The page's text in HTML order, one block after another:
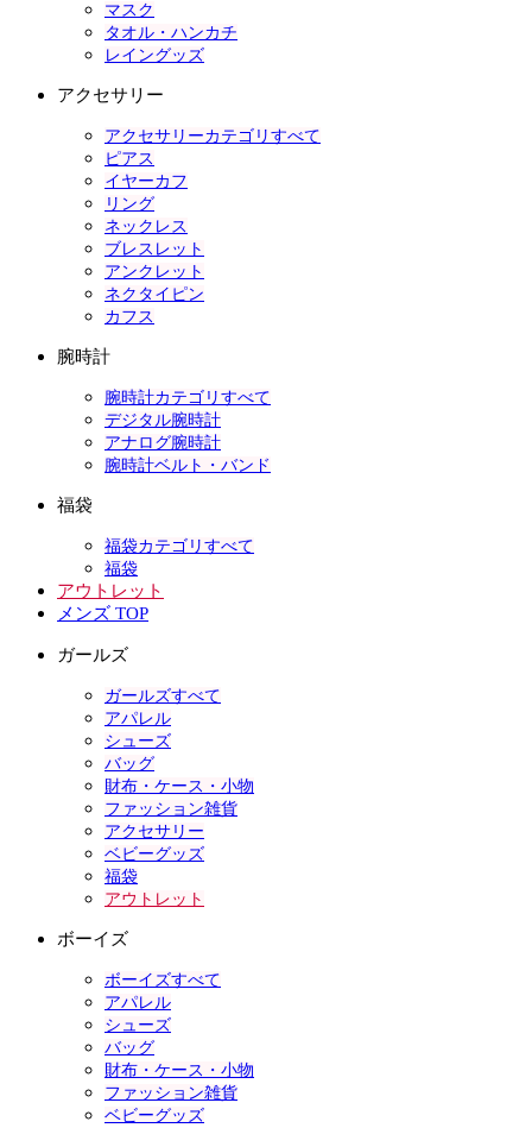
マスク
タオル・ハンカチ
レイングッズ
アクセサリー
アクセサリーカテゴリすべて
ピアス
イヤーカフ
リング
ネックレス
ブレスレット
アンクレット
ネクタイピン
カフス
腕時計
腕時計カテゴリすべて
デジタル腕時計
アナログ腕時計
腕時計ベルト・バンド
福袋
福袋カテゴリすべて
福袋
アウトレット
メンズ TOP
ガールズ
ガールズすべて
アパレル
シューズ
バッグ
財布・ケース・小物
ファッション雑貨
アクセサリー
ベビーグッズ
福袋
アウトレット
ボーイズ
ボーイズすべて
アパレル
シューズ
バッグ
財布・ケース・小物
ファッション雑貨
ベビーグッズ